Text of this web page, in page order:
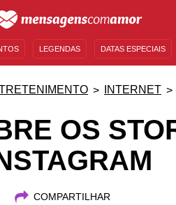
LEGENDAS DATAS ESPECIAIS
INTERNET
OS
COMPARTILHAR